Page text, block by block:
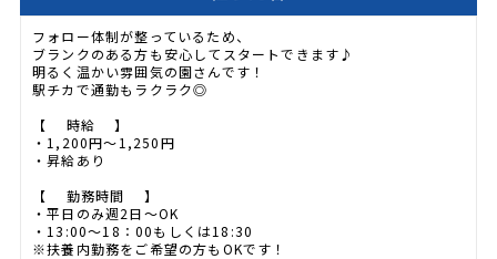
フォロー体制が整っているため、
ブランクのある方も安心してスタートできます♪
明るく温かい雰囲気の園さんです！
駅チカで通勤もラクラク◎
【 時給 】
・1,200円～1,250円
・昇給あり
【 勤務時間 】
・平日のみ週2日～OK
・13:00～18：00もしくは18:30
※扶養内勤務をご希望の方もOKです！